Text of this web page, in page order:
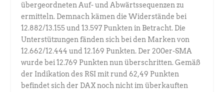
übergeordneten Auf- und Abwärtssequenzen zu
ermitteln. Demnach kämen die Widerstände bei
12.882/13.155 und 13.597 Punkten in Betracht. Die
Unterstützungen fänden sich bei den Marken von
12.662/12.444 und 12.169 Punkten. Der 200er-SMA
wurde bei 12.769 Punkten nun überschritten. Gemäß
der Indikation des RSI mit rund 62,49 Punkten
befindet sich der DAX noch nicht im überkauften